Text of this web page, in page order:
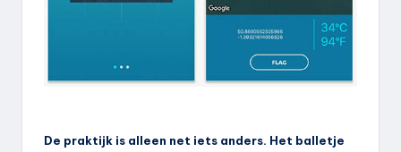
De praktijk is alleen net iets anders. Het balletje